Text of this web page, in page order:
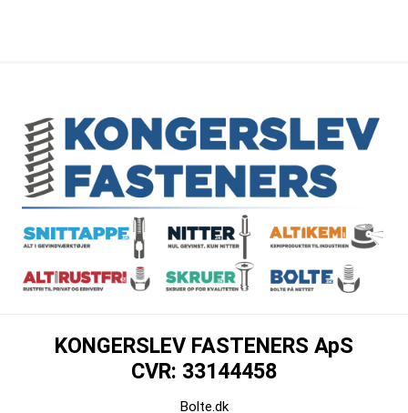
KONGERSLEV FASTENERS ApS
CVR: 33144458
Bolte.dk